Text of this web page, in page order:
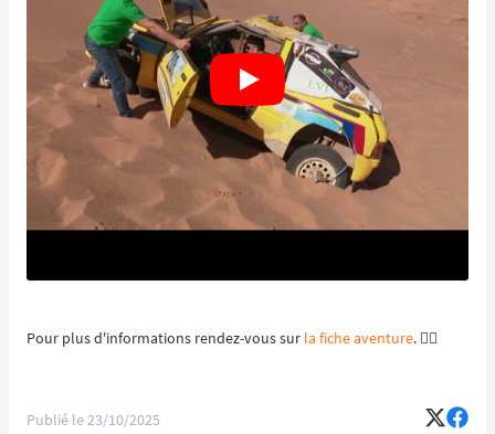
Pour plus d'informations rendez-vous sur la fiche aventure. 👈🏻
Publié le23/10/2025